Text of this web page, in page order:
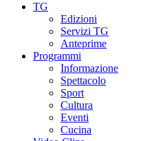
TG
Edizioni
Servizi TG
Anteprime
Programmi
Informazione
Spettacolo
Sport
Cultura
Eventi
Cucina